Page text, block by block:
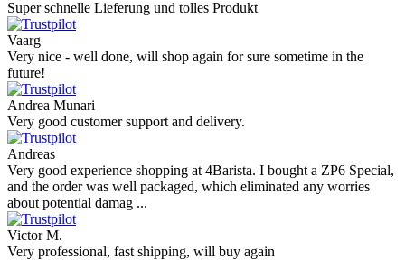
Super schnelle Lieferung und tolles Produkt
Vaarg
Very nice - well done, will shop again for sure sometime in the
future!
Andrea Munari
Very good customer support and delivery.
Andreas
Very good experience shopping at 4Barista. I bought a ZP6 Special,
and the order was well packaged, which eliminated any worries
about potential damag ...
Victor M.
Very professional, fast shipping, will buy again